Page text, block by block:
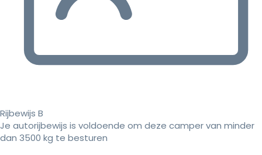
Rijbewijs B
Je autorijbewijs is voldoende om deze camper van minder
dan 3500 kg te besturen